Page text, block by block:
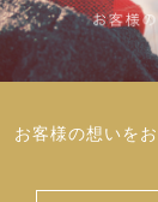
お客様の想いを